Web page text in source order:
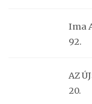
Ima
92.
AZ
20.